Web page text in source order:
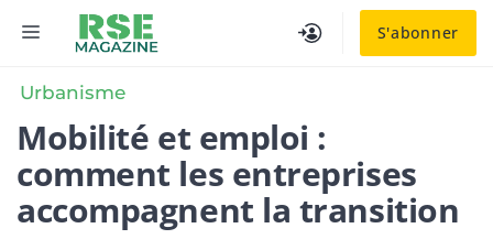
S'abonner
MENU
Urbanisme
Mobilité et emploi :
comment les entreprises
accompagnent la transition